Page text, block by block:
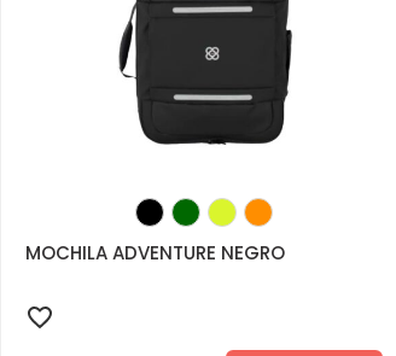
MOCHILA ADVENTURE NEGRO